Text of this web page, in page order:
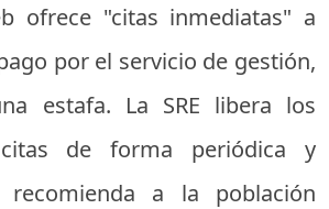
ofrece "citas inmediatas" a
por el servicio de gestión,
estafa. La SRE libera los
de forma periódica y
recomienda a la población